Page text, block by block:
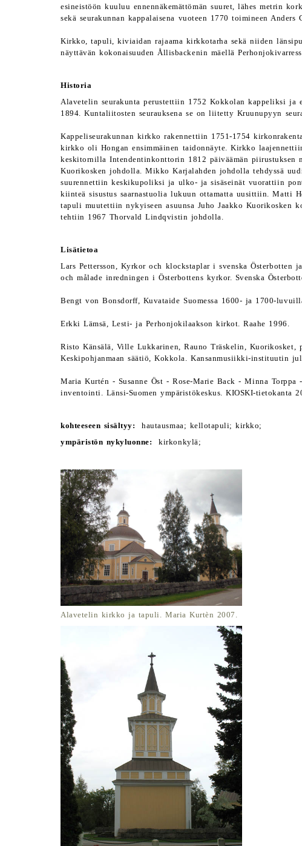
esineistöön kuuluu ennennäkemättömän suuret, lähes metrin
sekä seurakunnan kappalaisena vuoteen 1770 toimineen Anders
Kirkko, tapuli, kiviaidan rajaama kirkkotarha sekä niiden
näyttävän kokonaisuuden Ållisbackenin mäellä
Historia
Alavetelin seurakunta perustettiin 1752 Kokkolan kappeliksi ja
1894. Kuntaliitosten seurauksena se on liitetty Kruunupyyn
Kappeliseurakunnan kirkko rakennettiin 1751-1754
kirkko oli Hongan ensimmäinen taidonnäyte. Kirkko
keskitornilla Intendentinkonttorin 1812 päiväämän piirustuksen
Kuorikosken johdolla. Mikko Karjalahden johdolla tehdyssä
suurennettiin keskikupoliksi ja ulko- ja sisäseinät vuorattiin
kiinteä sisustus saarnastuolia lukuun ottamatta uusittiin. Matti
tapuli muutettiin nykyiseen asuunsa Juho Jaakko Kuorikosken
tehtiin 1967 Thorvald Lindqvistin johdolla.
Lisätietoa
Lars Pettersson, Kyrkor och klockstaplar i svenska Österbotten
och målade inredningen i Österbottens kyrkor. Svenska
Bengt von Bonsdorff, Kuvataide Suomessa 1600- ja 1700-
Erkki Lämsä, Lesti- ja Perhonjokilaakson kirkot. Raahe 1996.
Risto Känsälä, Ville Lukkarinen, Rauno Träskelin, Kuorikosket,
Keskipohjanmaan säätiö, Kokkola. Kansanmusiikki-instituutin
Maria Kurtén - Susanne Öst - Rose-Marie Back - Minna Torppa
inventointi. Länsi-Suomen ympäristökeskus. KIOSKI-tietokanta
kohteeseen sisältyy: hautausmaa; kellotapuli; kirkko;
ympäristön nykyluonne: kirkonkylä;
Alavetelin kirkko ja tapuli. Maria Kurtèn 2007.